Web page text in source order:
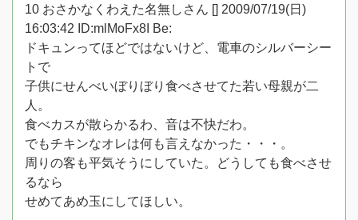
10 おさかなくわえた名無しさん [] 2009/07/19(日)
16:03:42 ID:mlMoFx8I Be:
ドキュンってほどではないけど、電車のシルバーシー
トで
子供にせんべいぼりぼり食べさせてた若い母親が二
人。
食べカスが散らかるわ、音は不快だわ。
でもチキンなオレは何も言えなかった・・・。
周りの客も平気そうにしていた。どうしても食べさせ
るなら
せめてあめ玉にしてほしい。